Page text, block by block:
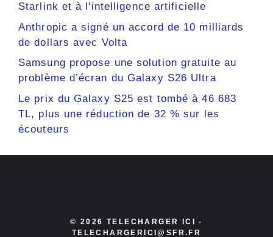
Starlink et à l'intelligence artificielle
Anthropic a signé un accord de 10 milliards
de dollars avec Volta
Samsung propose une solution gratuite au
problème d’écran du Galaxy S26 Ultra
Le prix du Galaxy S25 est tombé à 46 683
TL, plus une réduction de 32 % sur les
écouteurs
© 2026 TELECHARGER ICI -
TELECHARGERICI@SFR.FR